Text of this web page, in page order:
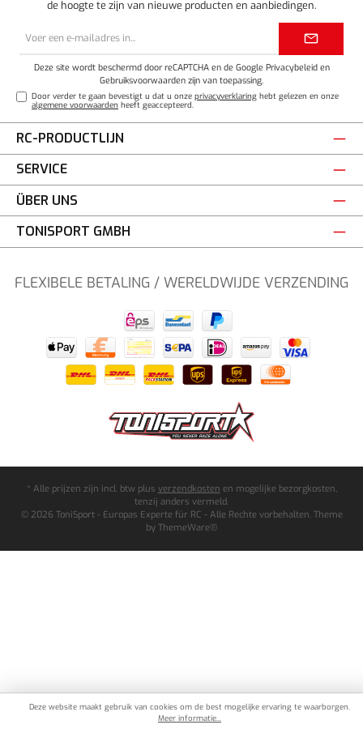
de hoogte te zijn van nieuwe producten en aanbiedingen.
Deze site wordt beschermd door reCAPTCHA en de Google Privacybeleiden
Gebruiksvoorwaarden zijn van toepassing.
Door verder te gaan bevestigt u dat u onzeprivacyverklaring hebt gelezen en onze
algemene voorwaarden heeft geaccepteerd.
RC-PRODUCTLIJN
SERVICE
ÜBER UNS
TONISPORT GMBH
FLEXIBELE BETALING / WERELDWIJDE VERZENDING
* Alle prijzen zijn incl. btw plus verzendkosten en mogelijke bezorgkosten,
tenzij anders vermeld.
© 2026 ToniSport - Europas Experte für RC - Alle Rechte vorbehalten. Theme
by ThemeWare®
Deze website maakt gebruik van cookies om de best mogelijke ervaring te waarborgen.
Meer informatie...